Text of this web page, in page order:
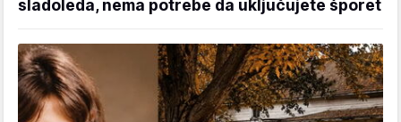
sladoleda, nema potrebe da uključujete šporet